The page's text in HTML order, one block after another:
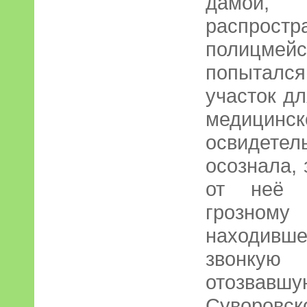
участок
осознала,
от неё